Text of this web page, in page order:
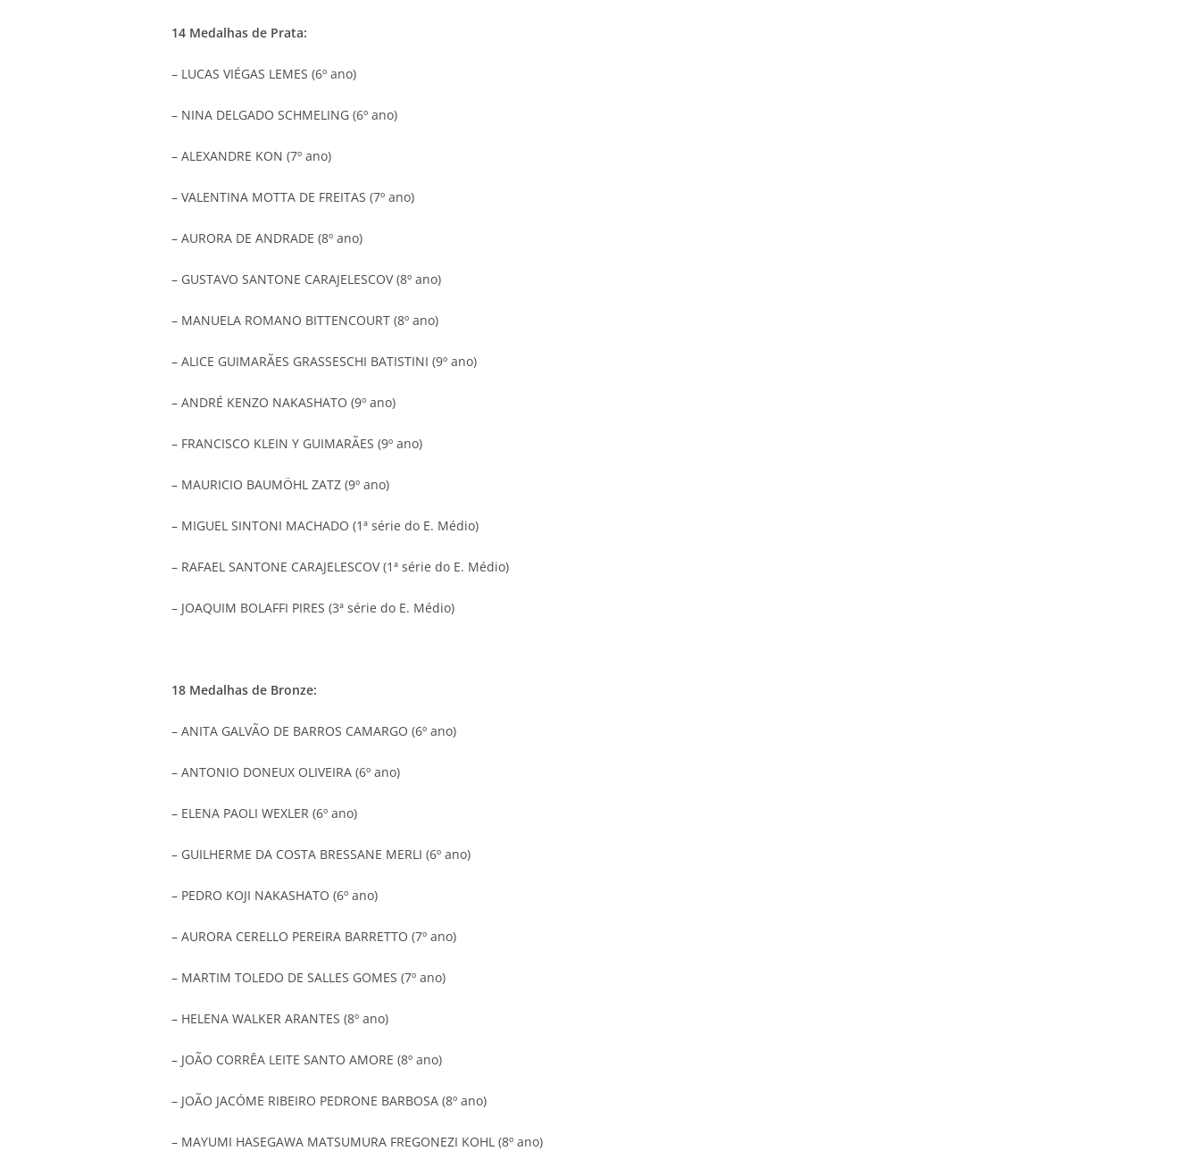
14 Medalhas de Prata:
– LUCAS VIÉGAS LEMES (6º ano)
– NINA DELGADO SCHMELING (6º ano)
– ALEXANDRE KON (7º ano)
– VALENTINA MOTTA DE FREITAS (7º ano)
– AURORA DE ANDRADE (8º ano)
– GUSTAVO SANTONE CARAJELESCOV (8º ano)
– MANUELA ROMANO BITTENCOURT (8º ano)
– ALICE GUIMARÃES GRASSESCHI BATISTINI (9º ano)
– ANDRÉ KENZO NAKASHATO (9º ano)
– FRANCISCO KLEIN Y GUIMARÃES (9º ano)
– MAURICIO BAUMÖHL ZATZ (9º ano)
– MIGUEL SINTONI MACHADO (1ª série do E. Médio)
– RAFAEL SANTONE CARAJELESCOV (1ª série do E. Médio)
– JOAQUIM BOLAFFI PIRES (3ª série do E. Médio)
18 Medalhas de Bronze:
– ANITA GALVÃO DE BARROS CAMARGO (6º ano)
– ANTONIO DONEUX OLIVEIRA (6º ano)
– ELENA PAOLI WEXLER (6º ano)
– GUILHERME DA COSTA BRESSANE MERLI (6º ano)
– PEDRO KOJI NAKASHATO (6º ano)
– AURORA CERELLO PEREIRA BARRETTO (7º ano)
– MARTIM TOLEDO DE SALLES GOMES (7º ano)
– HELENA WALKER ARANTES (8º ano)
– JOÃO CORRÊA LEITE SANTO AMORE (8º ano)
– JOÃO JACÓME RIBEIRO PEDRONE BARBOSA (8º ano)
– MAYUMI HASEGAWA MATSUMURA FREGONEZI KOHL (8º ano)